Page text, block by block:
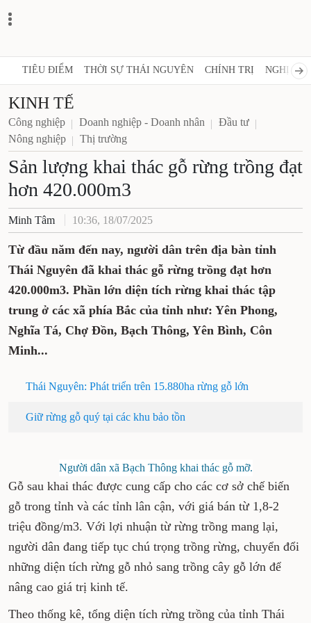
TIÊU ĐIỂM THỜI SỰ THÁI NGUYÊN CHÍNH TRỊ NGHỊ
KINH TẾ
Công nghiệp Doanh nghiệp - Doanh nhân
Đầu tư
Nông nghiệp
Thị trường
Sản lượng khai thác gỗ rừng trồng đạt
hơn 420.000m3
Minh Tâm 10:36, 18/07/2025
Từ đầu năm đến nay, người dân trên địa bàn tỉnh
Thái Nguyên đã khai thác gỗ rừng trồng đạt hơn
420.000m3. Phần lớn diện tích rừng khai thác tập
trung ở các xã phía Bắc của tỉnh như: Yên Phong,
Nghĩa Tá, Chợ Đồn, Bạch Thông, Yên Bình, Côn
Minh...
Thái Nguyên: Phát triển trên 15.880ha rừng gỗ lớn
Giữ rừng gỗ quý tại các khu bảo tồn
Người dân xã Bạch Thông khai thác gỗ mỡ.
Gỗ sau khai thác được cung cấp cho các cơ sở chế biến
gỗ trong tỉnh và các tỉnh lân cận, với giá bán từ 1,8-2
triệu đồng/m3. Với lợi nhuận từ rừng trồng mang lại,
người dân đang tiếp tục chú trọng trồng rừng, chuyển đổi
những diện tích rừng gỗ nhỏ sang trồng cây gỗ lớn để
nâng cao giá trị kinh tế.
Theo thống kê, tổng diện tích rừng trồng của tỉnh Thái